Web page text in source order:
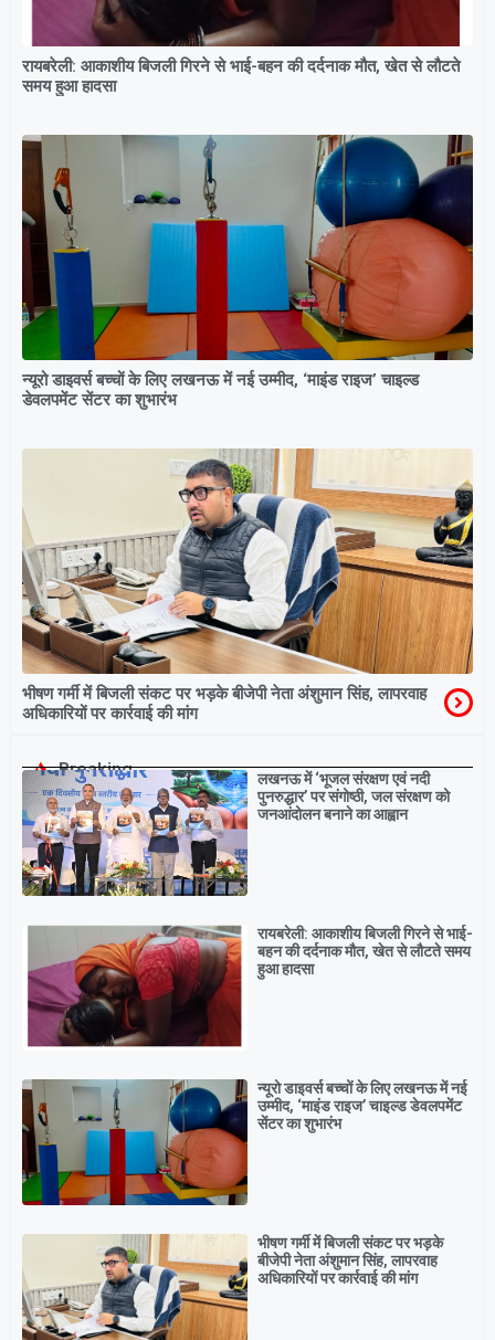
रायबरेली: आकाशीय बिजली गिरने से भाई-बहन की दर्दनाक मौत, खेत से लौटते
समय हुआ हादसा
न्यूरो डाइवर्स बच्चों के लिए लखनऊ में नई उम्मीद, ‘माइंड राइज’ चाइल्ड
डेवलपमेंट सेंटर का शुभारंभ
भीषण गर्मी में बिजली संकट पर भड़के बीजेपी नेता अंशुमान सिंह, लापरवाह
अधिकारियों पर कार्रवाई की मांग
Breaking
लखनऊ में ‘भूजल संरक्षण एवं नदी
पुनरुद्धार’ पर संगोष्ठी, जल संरक्षण को
जनआंदोलन बनाने का आह्वान
रायबरेली: आकाशीय बिजली गिरने से भाई-
बहन की दर्दनाक मौत, खेत से लौटते समय
हुआ हादसा
न्यूरो डाइवर्स बच्चों के लिए लखनऊ में नई
उम्मीद, ‘माइंड राइज’ चाइल्ड डेवलपमेंट
सेंटर का शुभारंभ
भीषण गर्मी में बिजली संकट पर भड़के
बीजेपी नेता अंशुमान सिंह, लापरवाह
अधिकारियों पर कार्रवाई की मांग